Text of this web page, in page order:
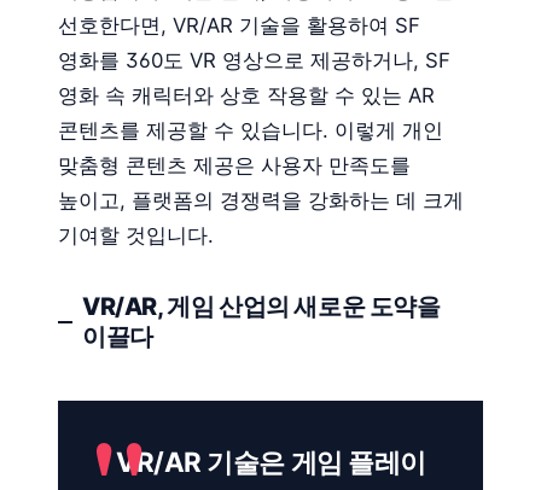
선호한다면, VR/AR 기술을 활용하여 SF
영화를 360도 VR 영상으로 제공하거나, SF
영화 속 캐릭터와 상호 작용할 수 있는 AR
콘텐츠를 제공할 수 있습니다. 이렇게 개인
맞춤형 콘텐츠 제공은 사용자 만족도를
높이고, 플랫폼의 경쟁력을 강화하는 데 크게
기여할 것입니다.
VR/AR, 게임 산업의 새로운 도약을
이끌다
VR/AR 기술은 게임 플레이